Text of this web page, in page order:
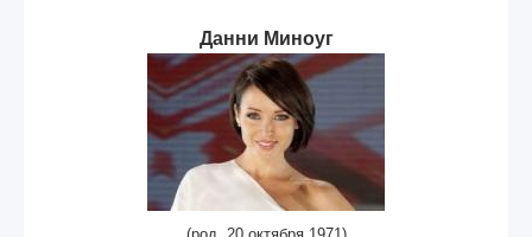
Данни Миноуг